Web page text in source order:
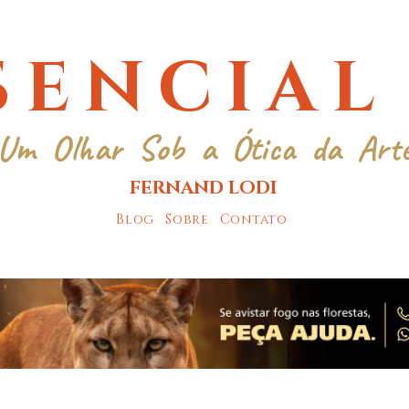
Olhar Sob a Ótica da
FERNAND LODI
Blog Sobre Contato